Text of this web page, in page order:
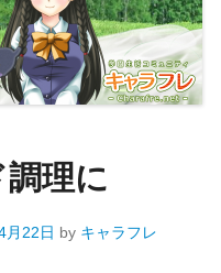
理に
月22日 by キャラフレ